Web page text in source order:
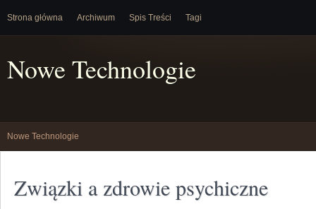
Strona główna Archiwum Spis Treści Tagi
Nowe Technologie
Nowe Technologie
Związki a zdrowie psychiczne